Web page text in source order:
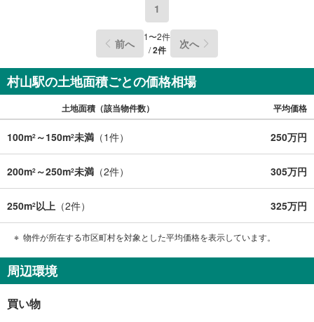
1
前へ 1〜2件
/2件 次へ
村山駅の土地面積ごとの価格相場
土地面積（該当物件数） 平均価格
100m2 ～150m2未満 （1件） 250万円
200m2 ～250m2未満 （2件） 305万円
250m2以上 （2件） 325万円
物件が所在する市区町村を対象とした平均価格を表示しています。
周辺環境
買い物